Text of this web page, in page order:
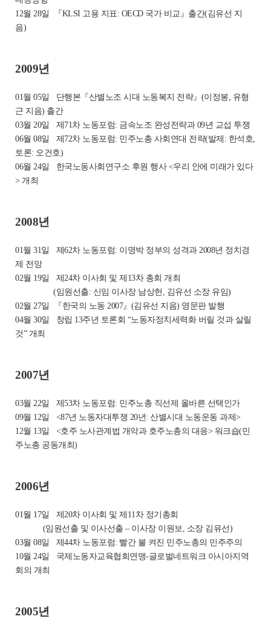
12월 28일
『KLSI 고용 지표: OECD 국가 비교』출간(김유선 지
음)
2009년
01월 05일
단행본『산별노조 시대 노동복지 전략』(이정봉, 유형
근 지음) 출간
03월 20일
제71차 노동포럼: 금속노조 완성전략과 09년 교섭 투쟁
06월 08일
제72차 노동포럼: 민주노총 사회연대 전략(발제: 한석호,
토론: 오건호)
06월 24일
한국노동사회연구소 후원 행사 <우리 안에 미래가 있다
> 개최
2008년
01월 31일
제62차 노동포럼: 이명박 정부의 성격과 2008년 정치경
제 전망
02월 19일
제24차 이사회 및 제13차 총회 개최
(임원선출: 신임 이사장 남상헌, 김유선 소장 유임)
02월 27일
『한국의 노동 2007』(김유선 지음) 영문판 발행
04월 30일
창립 13주년 토론회 “노동자정치세력화 버릴 것과 살릴
것” 개최
2007년
03월 22일
제53차 노동포럼: 민주노총 직선제 올바른 선택인가
09월 12일
<87년 노동자대투쟁 20년: 산별시대 노동운동 과제>
12월 13일
<호주 노사관계법 개악과 호주노총의 대응> 워크숍(민
주노총 공동개최)
2006년
01월 17일
제20차 이사회 및 제11차 정기총회
(임원선출 및 이사선출 – 이사장 이원보, 소장 김유선)
03월 08일
제44차 노동포럼: 빨간 불 켜진 민주노총의 민주주의
10월 24일
국제노동자교육협회연맹-글로벌네트워크 아시아지역
회의 개최
2005년